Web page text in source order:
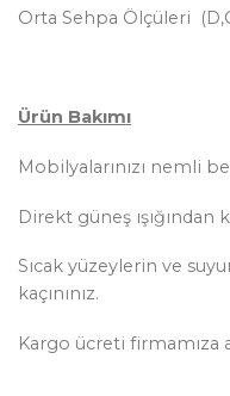
Orta Sehpa Ölçüleri
Ürün Bakımı
Mobilyalarınızı nemli
Direkt güneş ışığından
Sıcak yüzeylerin ve
kaçınınız.
Kargo ücreti firmamıza